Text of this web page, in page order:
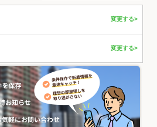
変更する>
変更する>